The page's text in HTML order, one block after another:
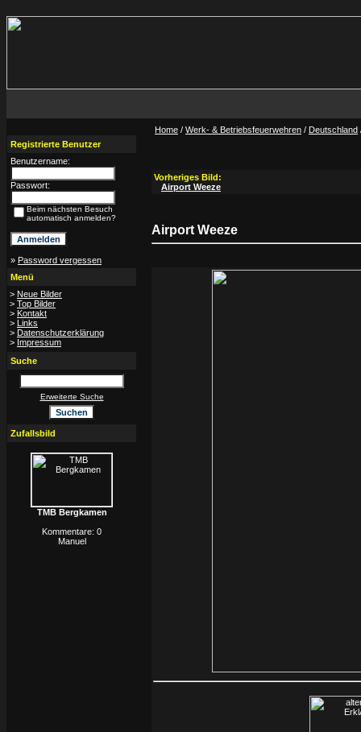
Registrierte Benutzer
Benutzername:
Passwort:
Beim nächsten Besuch
automatisch anmelden?
» Password vergessen
Menü
> Neue Bilder
> Top Bilder
> Kontakt
> Links
> Datenschutzerklärung
> Impressum
Suche
Erweiterte Suche
Zufallsbild
TMB Bergkamen
Kommentare: 0
Manuel
Home / Werk- & Betriebsfeuerwehren / Deutschland
Vorheriges Bild:
Airport Weeze
Airport Weeze